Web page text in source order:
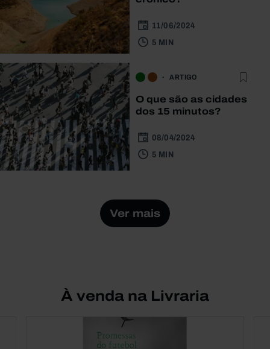
11/06/2024
5 MIN
ARTIGO
O que são as cidades
dos 15 minutos?
08/04/2024
5 MIN
Ver mais
À venda na Livraria